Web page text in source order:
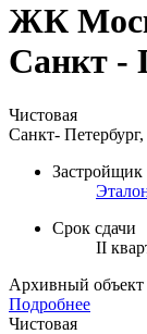
ЖК
Санкт -
Чистовая
Санкт-
Застройщик
Срок сдачи
II
Архивный объект
Подробнее
Чистовая